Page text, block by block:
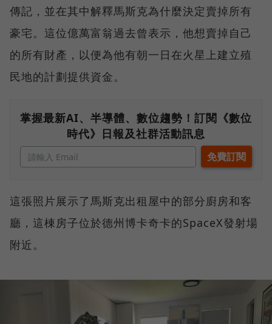
傳記，並在其中解釋馬斯克為什麼決定賣掉所有
豪宅。這位億萬富翁過去曾表示，他想賣掉自己
的所有財產，以便為他有朝一日在火星上建立殖
民地的計劃提供資金。
掌握最新AI、半導體、數位趨勢！訂閱《數位
時代》日報及社群活動訊息
這張照片展示了馬斯克出租屋中的部分廚房和客
廳，這棟房子位於德州博卡奇卡的SpaceX發射場
附近。